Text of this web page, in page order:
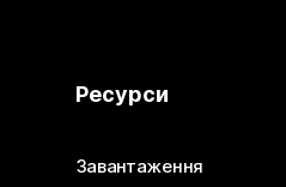
Ресурси
Завантаження